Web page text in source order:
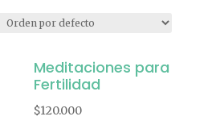
Meditaciones para
Fertilidad
$120.000